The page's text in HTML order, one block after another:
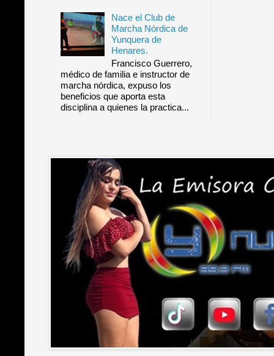
Nace el Club de
Marcha Nórdica de
Yunquera de
Henares.
Francisco Guerrero,
médico de familia e instructor de
marcha nórdica, expuso los
beneficios que aporta esta
disciplina a quienes la practica...